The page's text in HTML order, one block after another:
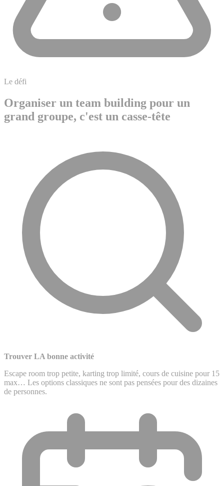
Le défi
Organiser un team building pour un
grand groupe, c'est un casse-tête
Trouver LA bonne activité
Escape room trop petite, karting trop limité, cours de cuisine pour 15
max… Les options classiques ne sont pas pensées pour des dizaines
de personnes.